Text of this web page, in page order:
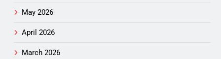
May 2026
April 2026
March 2026